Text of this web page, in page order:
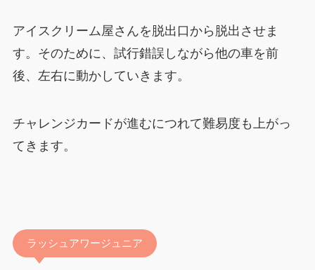
アイスクリーム屋さんを脱出口から脱出させま
す。そのために、試行錯誤しながら他の車を前
後、左右に動かしていきます。
チャレンジカードが進むにつれて難易度も上がっ
てきます。
ラッシュアワージュニア